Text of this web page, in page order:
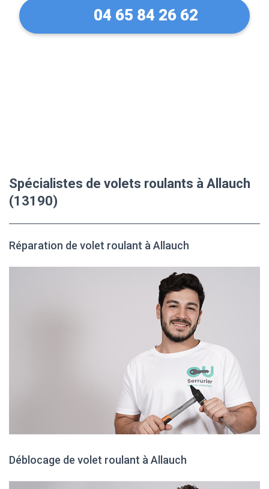
04 65 84 26 62
Spécialistes de volets roulants à Allauch
(13190)
Réparation de volet roulant à Allauch
Déblocage de volet roulant à Allauch